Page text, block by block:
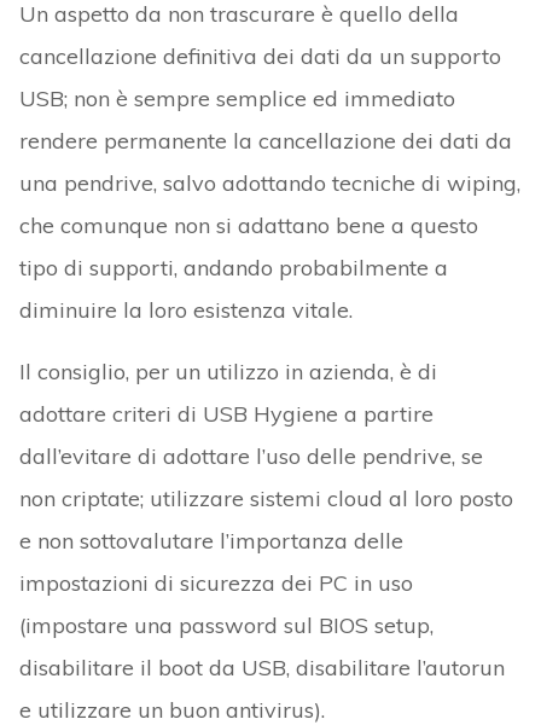
Un aspetto da non trascurare è quello della
cancellazione definitiva dei dati da un supporto
USB; non è sempre semplice ed immediato
rendere permanente la cancellazione dei dati da
una pendrive, salvo adottando tecniche di wiping,
che comunque non si adattano bene a questo
tipo di supporti, andando probabilmente a
diminuire la loro esistenza vitale.
Il consiglio, per un utilizzo in azienda, è di
adottare criteri di USB Hygiene a partire
dall’evitare di adottare l’uso delle pendrive, se
non criptate; utilizzare sistemi cloud al loro posto
e non sottovalutare l’importanza delle
impostazioni di sicurezza dei PC in uso
(impostare una password sul BIOS setup,
disabilitare il boot da USB, disabilitare l’autorun
e utilizzare un buon antivirus).